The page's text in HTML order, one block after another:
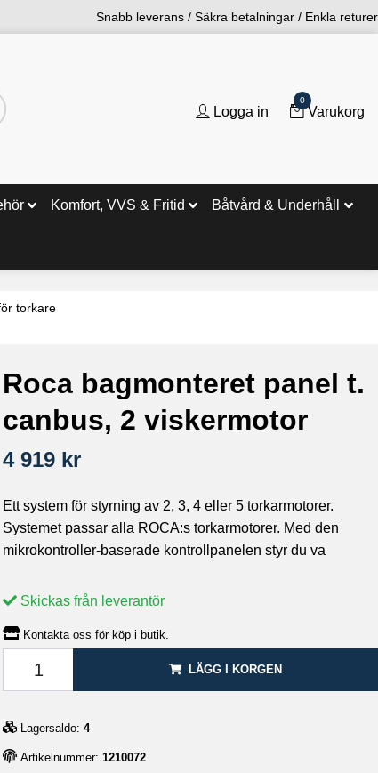
Snabb leverans / Säkra betalningar / Enkla returer
Logga in
0
Varukorg
Komfort, VVS & Fritid Båtvård & Underhåll
torkare
Roca bagmonteret panel t.
canbus, 2 viskermotor
4 919 kr
Ett system för styrning av 2, 3, 4 eller 5 torkarmotorer.
Systemet passar alla ROCA:s torkarmotorer. Med den
mikrokontroller-baserade kontrollpanelen styr du va
Skickas från leverantör
Kontakta oss för köp i butik.
LÄGG I KORGEN
Lagersaldo: 4
Artikelnummer: 1210072